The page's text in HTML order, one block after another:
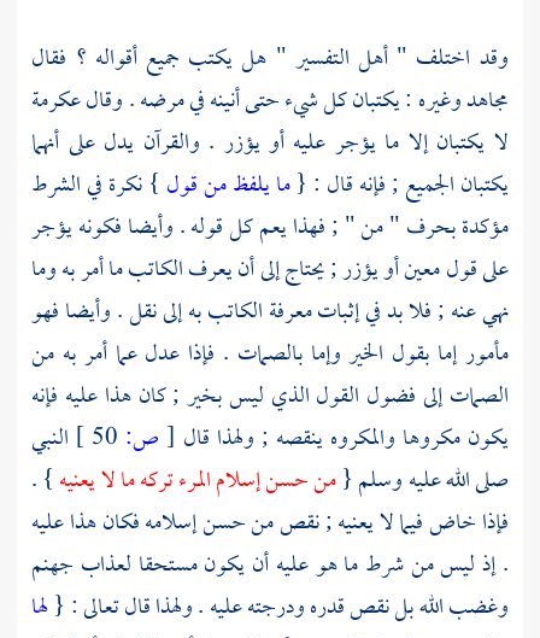
وقد اختلف " أهل التفسير " هل يكتب جميع أقواله ؟ فقال
مجاهدوغيره : يكتبان كل شيء حتى أنينه في مرضه . وقالعكرمة
لا يكتبان إلا ما يؤجر عليه أو يؤزر . والقرآن يدل على أنهما
يكتبان الجميع ; فإنه قال : {ما يلفظ من قول } نكرة في الشرط
مؤكدة بحرف " من " ; فهذا يعم كل قوله . وأيضا فكونه يؤجر
على قول معين أو يؤزر ; يحتاج إلى أن يعرف الكاتب ما أمر به وما
نهي عنه ; فلا بد في إثبات معرفة الكاتب به إلى نقل . وأيضا فهو
مأمور إما بقول الخير وإما بالصمات . فإذا عدل عما أمر به من
الصمات إلى فضول القول الذي ليس بخير ; كان هذا عليه فإنه
يكون مكروها والمكروه ينقصه ; ولهذا قال [ص:
النبي
صلى الله عليه وسلم {من حسن إسلام المرء تركه ما لا يعنيه} .
فإذا خاض فيما لا يعنيه ; نقص من حسن إسلامه فكان هذا عليه
. إذ ليس من شرط ما هو عليه أن يكون مستحقا لعذاب جهنم
وغضب الله بل نقص قدره ودرجته عليه . ولهذا قال تعالى : {لها